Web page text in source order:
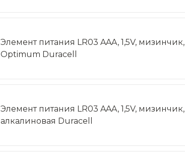
Элемент питания LR03 AAA, 1,5V, мизинчик,
Optimum Duracell
Элемент питания LR03 AAA, 1,5V, мизинчик,
алкалиновая Duracell